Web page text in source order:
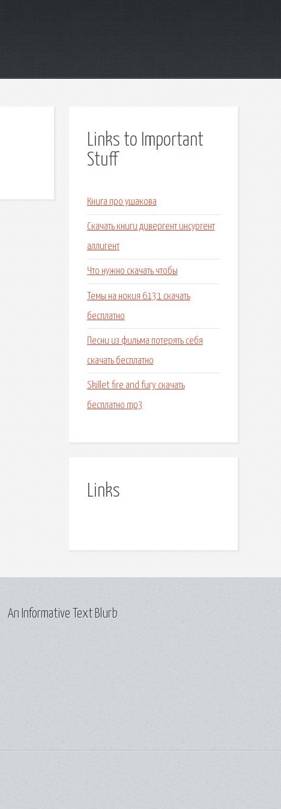
Links to Important
Stuff
Книга про ушакова
Скачать книги дивергент инсургент
аллигент
Что нужно скачать чтобы
Темы на нокия 6131 скачать
бесплатно
Песни из фильма потерять себя
скачать бесплатно
Skillet fire and fury скачать
бесплатно mp3
Links
An Informative Text Blurb